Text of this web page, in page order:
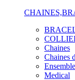
Chaines
Chaines
Ensemble
Medical